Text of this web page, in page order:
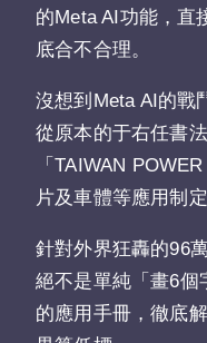
的Meta AI功能，直
底合不合理。
沒想到Meta AI的戰
從原本的于右任書
「TAIWAN
片及車體等應用制
針對外界狂轟的96
絕不是單純「畫6個
的應用手冊，徹底